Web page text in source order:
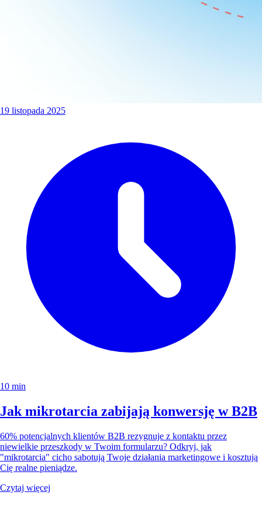
19 listopada 2025
10 min
Jak mikrotarcia zabijają konwersję w B2B
60% potencjalnych klientów B2B rezygnuje z kontaktu przez
niewielkie przeszkody w Twoim formularzu? Odkryj, jak
"mikrotarcia" cicho sabotują Twoje działania marketingowe i kosztują
Cię realne pieniądze.
Czytaj więcej